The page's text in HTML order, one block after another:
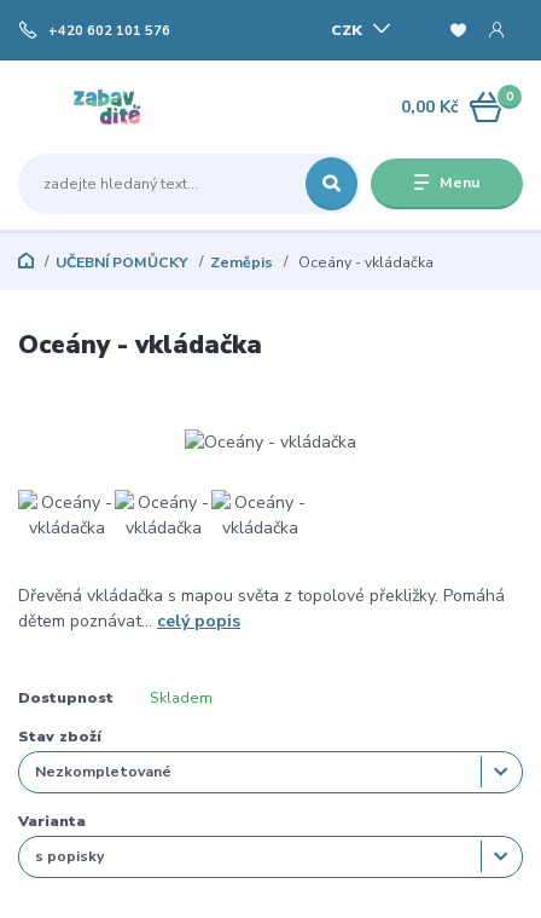
Menu
CZK
+420 602 101 576
0
0,00 Kč
UČEBNÍ POMŮCKY Zeměpis Oceány - vkládačka
Oceány - vkládačka
Dřevěná vkládačka s mapou světa z topolové překližky. Pomáhá
dětem poznávat... celý popis
Dostupnost Skladem
Stav zboží
Varianta